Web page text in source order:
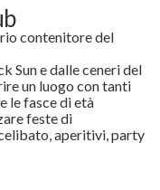
contenitore del
Sun e dalle ceneri del
un luogo con tanti
le fasce di età
feste di
aperitivi, party